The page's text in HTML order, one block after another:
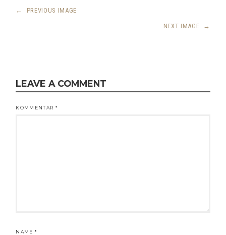
← PREVIOUS IMAGE
NEXT IMAGE →
LEAVE A COMMENT
KOMMENTAR *
NAME*